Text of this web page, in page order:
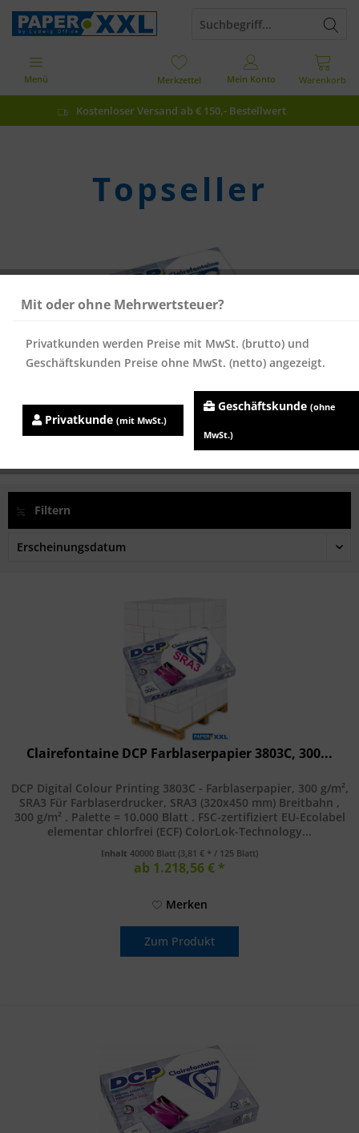
Kostenloser Versand ab € 150,- Bestellwert
Warenkorb
Merkzettel Mein Konto
Menü
Topseller
Clairefontaine DCP Farblaserpapier 1800C, 80...
500 Blatt
ab 5,24 € *
Filtern
Clairefontaine DCP Farblaserpapier 3803C, 300...
DCP Digital Colour Printing 3803C - Farblaserpapier, 300 g/m²,
SRA3 Für Farblaserdrucker, SRA3 (320x450 mm) Breitbahn ,
300 g/m² . Palette = 10.000 Blatt . FSC-zertifiziert EU-Ecolabel
elementar chlorfrei (ECF) ColorLok-Technology...
Inhalt40000 Blatt (3,81 € * / 125 Blatt)
ab 1.218,56 € *
Merken
Zum Produkt
Mit oder ohne Mehrwertsteuer?
Privatkunden werden Preise mit MwSt. (brutto) und
Geschäftskunden Preise ohne MwSt. (netto) angezeigt.
Privatkunde (mit MwSt.)
Geschäftskunde (ohne
MwSt.)